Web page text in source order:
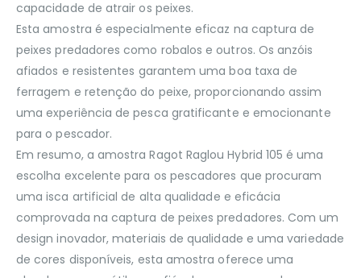
capacidade de atrair os peixes.
Esta amostra é especialmente eficaz na captura de
peixes predadores como robalos e outros. Os anzóis
afiados e resistentes garantem uma boa taxa de
ferragem e retenção do peixe, proporcionando assim
uma experiência de pesca gratificante e emocionante
para o pescador.
Em resumo, a amostra Ragot Raglou Hybrid 105 é uma
escolha excelente para os pescadores que procuram
uma isca artificial de alta qualidade e eficácia
comprovada na captura de peixes predadores. Com um
design inovador, materiais de qualidade e uma variedade
de cores disponíveis, esta amostra oferece uma